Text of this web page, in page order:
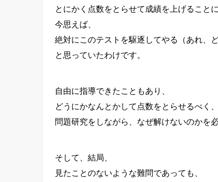
とにかく点数をとらせて成績を上げること
今思えば、
絶対にこのテストを駆逐してやる（あれ、
と思っていたわけです。
自由に指導できたこともあり、
どうにかなんとかして点数をとらせるべく、
問題研究をしながら、なぜ解けないのかを
そして、結局、
見たことのないような難問であっても、